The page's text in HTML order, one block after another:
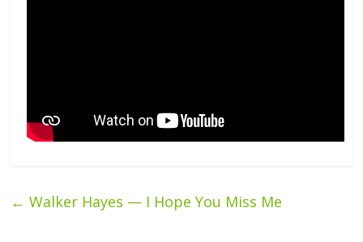
← Walker Hayes — I Hope You Miss Me